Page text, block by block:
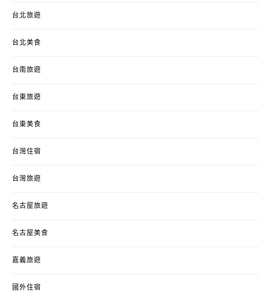
台北旅遊
台北美食
台南旅遊
台東旅遊
台東美食
台灣住宿
台灣旅遊
名古屋旅遊
名古屋美食
嘉義旅遊
國外住宿